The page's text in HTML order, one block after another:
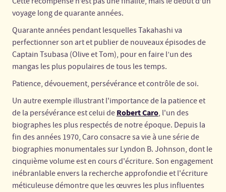
voyage long de quarante années.
Quarante années pendant lesquelles Takahashi va
perfectionner son art et publier de nouveaux épisodes de
Captain Tsubasa (Olive et Tom), pour en faire l’un des
mangas les plus populaires de tous les temps.
Patience, dévouement, persévérance et contrôle de soi.
Un autre exemple illustrant l'importance de la patience et
de la persévérance est celui de Robert Caro, l'un des
biographes les plus respectés de notre époque. Depuis la
fin des années 1970, Caro consacre sa vie à une série de
biographies monumentales sur Lyndon B. Johnson, dont le
cinquième volume est en cours d'écriture. Son engagement
inébranlable envers la recherche approfondie et l'écriture
méticuleuse démontre que les œuvres les plus influentes